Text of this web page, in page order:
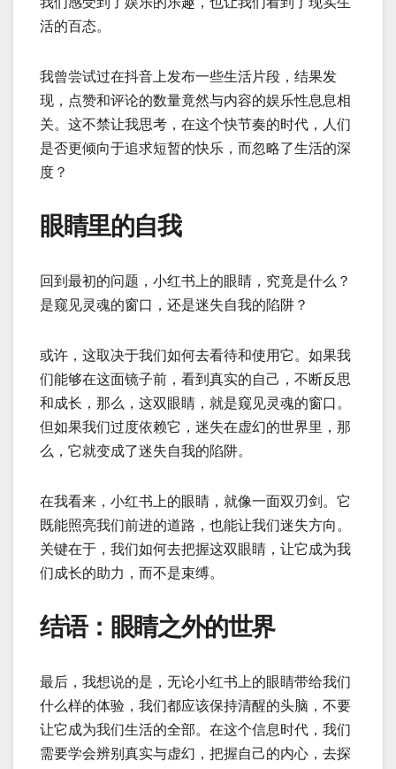
活的百态。
我曾尝试过在抖音上发布一些生活片段，结果发
现，点赞和评论的数量竟然与内容的娱乐性息息相
关。这不禁让我思考，在这个快节奏的时代，人们
是否更倾向于追求短暂的快乐，而忽略了生活的深
度？
眼睛里的自我
回到最初的问题，小红书上的眼睛，究竟是什么？
是窥见灵魂的窗口，还是迷失自我的陷阱？
或许，这取决于我们如何去看待和使用它。如果我
们能够在这面镜子前，看到真实的自己，不断反思
和成长，那么，这双眼睛，就是窥见灵魂的窗口。
但如果我们过度依赖它，迷失在虚幻的世界里，那
么，它就变成了迷失自我的陷阱。
在我看来，小红书上的眼睛，就像一面双刃剑。它
既能照亮我们前进的道路，也能让我们迷失方向。
关键在于，我们如何去把握这双眼睛，让它成为我
们成长的助力，而不是束缚。
结语：眼睛之外的世界
最后，我想说的是，无论小红书上的眼睛带给我们
什么样的体验，我们都应该保持清醒的头脑，不要
让它成为我们生活的全部。在这个信息时代，我们
需要学会辨别真实与虚幻，把握自己的内心，去探